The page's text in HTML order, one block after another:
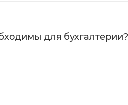
для бухгалтерии?